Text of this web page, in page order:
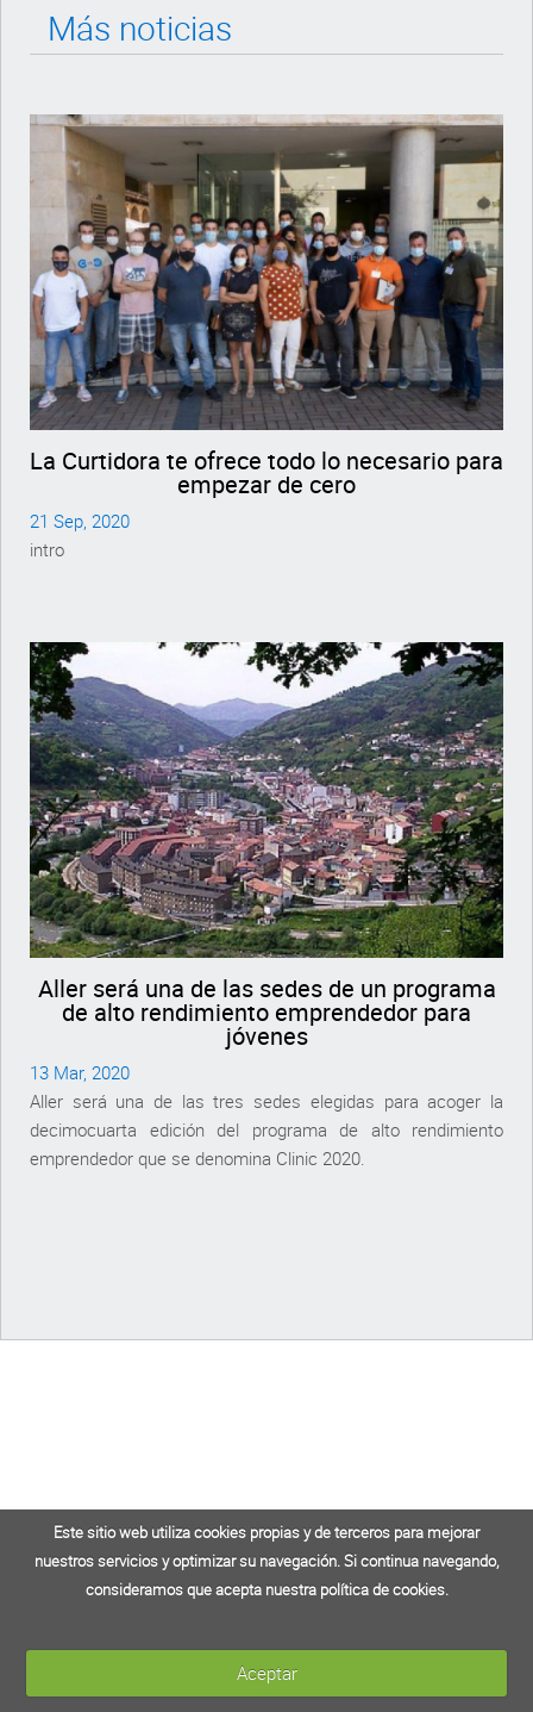
Más noticias
La Curtidora te ofrece todo lo necesario para
empezar de cero
21 Sep, 2020
intro
Aller será una de las sedes de un programa
de alto rendimiento emprendedor para
jóvenes
13 Mar, 2020
Aller será una de las tres sedes elegidas para acoger la
decimocuarta edición del programa de alto rendimiento
emprendedor que se denomina Clinic 2020.
Este sitio web utiliza cookies propias y de terceros para mejorar
nuestros servicios y optimizar su navegación. Si continua navegando,
consideramos que acepta nuestra política de cookies.
Aceptar
Este sitio web utiliza cookies propias y de terceros para mejorar
nuestros servicios y optimizar su navegación. Si continua navegando,
consideramos que acepta nuestra política de cookies.
Aceptar